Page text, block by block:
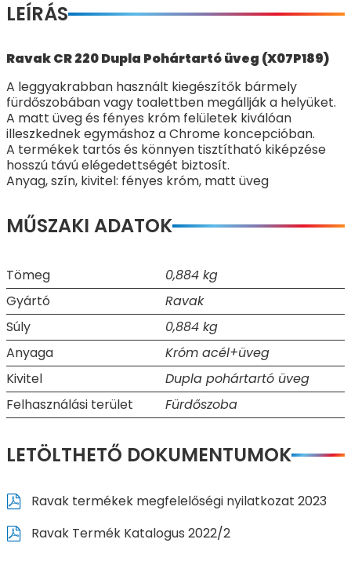
LEÍRÁS
Ravak CR 220 Dupla Pohártartó üveg (X07P189)
A leggyakrabban használt kiegészítők bármely
fürdőszobában vagy toalettben megállják a helyüket.
A matt üveg és fényes króm felületek kiválóan
illeszkednek egymáshoz a Chrome koncepcióban.
A termékek tartós és könnyen tisztítható kiképzése
hosszú távú elégedettségét biztosít.
Anyag, szín, kivitel: fényes króm, matt üveg
MŰSZAKI ADATOK
Tömeg
0,884 kg
Gyártó
Ravak
Súly
0,884 kg
Anyaga
Króm acél+üveg
Kivitel
Dupla pohártartó üveg
Felhasználási terület
Fürdőszoba
LETÖLTHETŐ DOKUMENTUMOK
Ravak termékek megfelelőségi nyilatkozat 2023
Ravak Termék Katalogus 2022/2